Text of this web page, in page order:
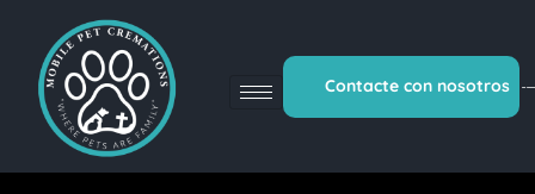
Contacte con nosotros